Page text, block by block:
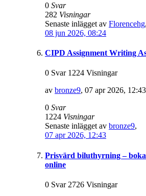
0 Svar
282 Visningar
Senaste inlägget av Florencehg,
08 jun 2026, 08:24
CIPD Assignment Writing
0 Svar 1224 Visningar
av bronze9, 07 apr 2026, 12:43
0 Svar
1224 Visningar
Senaste inlägget av bronze9,
07 apr 2026, 12:43
Prisvärd biluthyrning –
online
0 Svar 2726 Visningar